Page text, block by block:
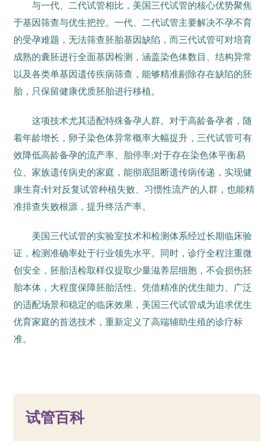
与一代、二代试管相比，美国三代试管的核心优势聚焦
于基因筛查与优生把控。一代、二代试管主要解决不孕不育
的受孕难题，无法筛查胚胎基因缺陷，而三代试管可对培育
成熟的囊胚进行全面基因检测，涵盖染色体数目、结构异常
以及各类单基因遗传疾病筛查，能够精准剔除存在缺陷的胚
胎，只保留健康优质胚胎进行移植。
这项技术尤其适配特殊备孕人群。对于高龄备孕者，随
着年龄增长，卵子染色体异常概率大幅提升，三代试管可有
效降低高龄备孕的流产率、胎停率;对于存在染色体平衡易
位、家族遗传病史的家庭，能彻底阻断遗传病传递，实现健
康生育;针对反复试管种植失败、习惯性流产的人群，也能精
准排查失败根源，提升终活产率。
美国三代试管的实验室技术和检测体系经过长期临床验
证，检测准确率处于行业领先水平。同时，诊疗全程注重微
创安全，胚胎活检取样仅提取少量滋养层细胞，不会损伤胚
胎本体，大程度保障胚胎活性。凭借精准的优生能力、广泛
的适配场景和稳定的临床效果，美国三代试管成为追求优生
优育家庭的首选技术，重新定义了高端辅助生殖的诊疗标
准。
试管百科